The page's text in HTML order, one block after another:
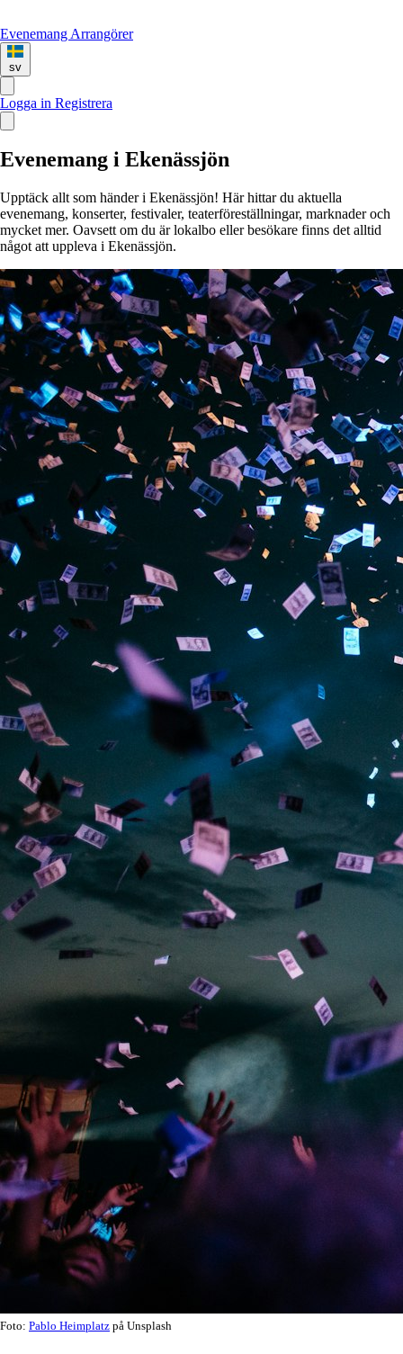
Evenemang Arrangörer
sv
Logga in Registrera
Evenemang i Ekenässjön
Upptäck allt som händer i Ekenässjön! Här hittar du aktuella
evenemang, konserter, festivaler, teaterföreställningar, marknader och
mycket mer. Oavsett om du är lokalbo eller besökare finns det alltid
något att uppleva i Ekenässjön.
Foto: Pablo Heimplatz på Unsplash